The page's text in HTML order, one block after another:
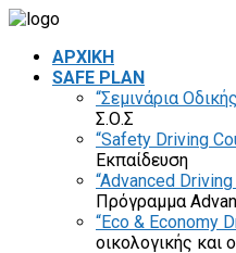
ΑΡΧΙΚΗ
SAFE PLAN
“Σεμινάρια
Σ.Ο.Σ
“Safety Driving
Εκπαίδευση
“Advanced
Πρόγραμμα
“Eco & Economy
οικολογικής και